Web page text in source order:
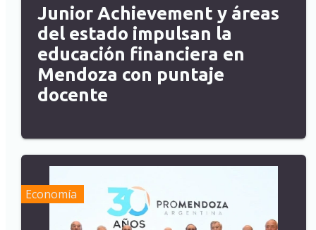
Junior Achievement y áreas
del estado impulsan la
educación financiera en
Mendoza con puntaje
docente
Economía